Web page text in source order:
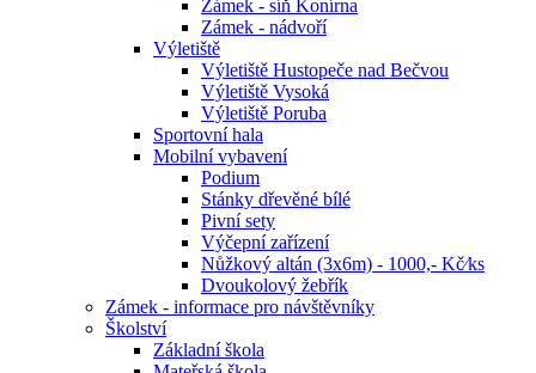
Zámek - síň Konírna
Zámek - nádvoří
Výletiště
Výletiště Hustopeče nad Bečvou
Výletiště Vysoká
Výletiště Poruba
Sportovní hala
Mobilní vybavení
Podium
Stánky dřevěné bílé
Pivní sety
Výčepní zařízení
Nůžkový altán (3x6m) - 1000,- Kč⁄ks
Dvoukolový žebřík
Zámek - informace pro návštěvníky
Školství
Základní škola